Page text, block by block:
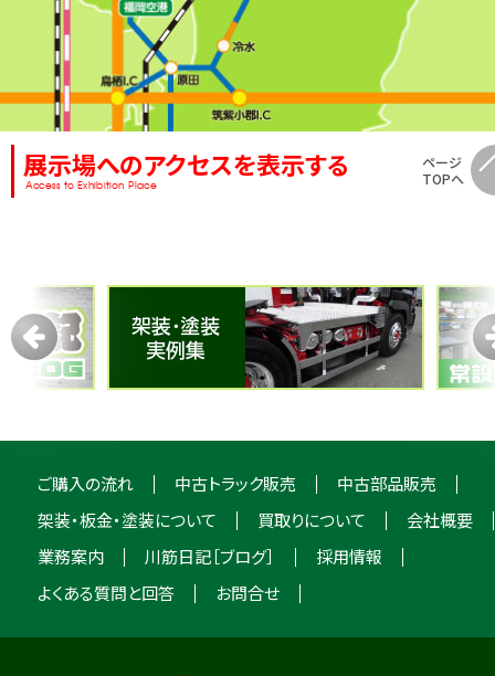
展示場へのアクセスを表示する
Access to Exhibition Place
ページ
TOPへ
ご購入の流れ 中古トラック販売
中古部品販売
架装・板金・塗装について
買取りについて
会社概要
業務案内
川筋日記［ブログ］
採用情報
よくある質問と回答
お問合せ